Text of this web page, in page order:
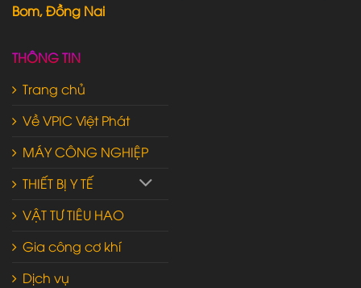
Bom, Đồng Nai
THÔNG TIN
Trang chủ
Về VPIC Việt Phát
MÁY CÔNG NGHIỆP
THIẾT BỊ Y TẾ
VẬT TƯ TIÊU HAO
Gia công cơ khí
Dịch vụ